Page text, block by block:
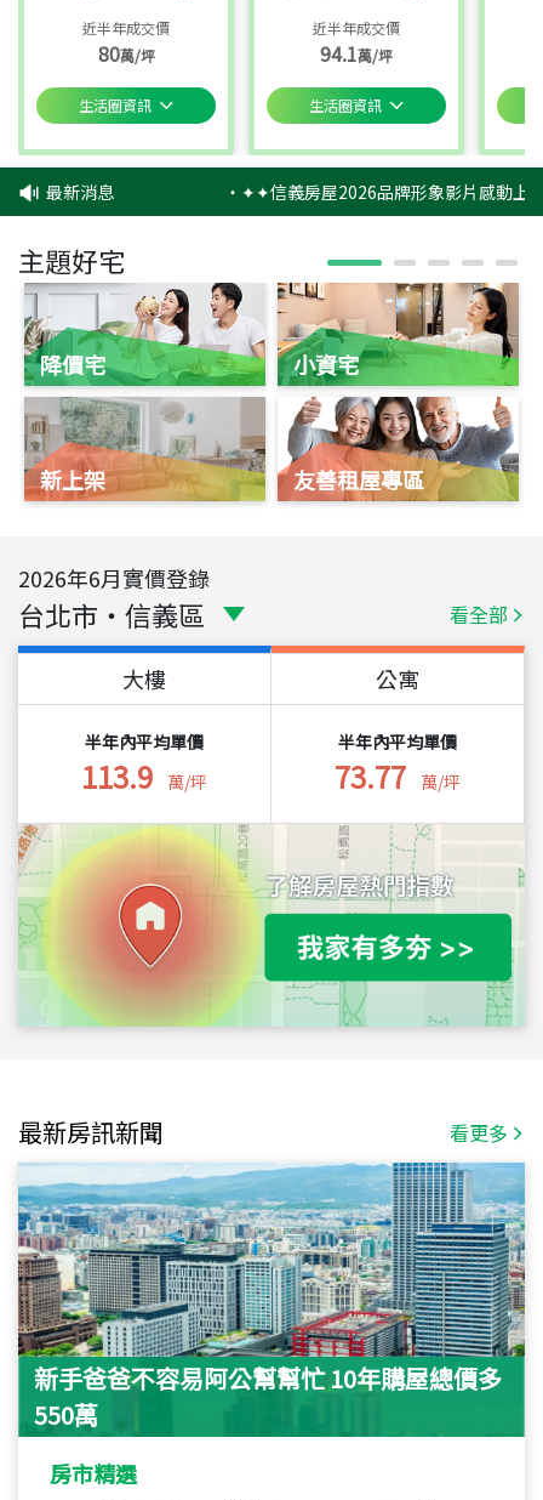
近半年成交價
80萬/坪
生活圈資訊
近半年成交價
94.1萬/坪
生活圈資訊
最新消息 ‧✦✦信義房屋2026品牌形象影片感動上
主題好宅
降價宅
新上架
小資宅
友善租屋專區
2026年6月實價登錄
台北市 ・ 信義區 看全部
大樓
半年內平均單價
113.9 萬/坪
公寓
半年內平均單價
73.77 萬/坪
最新房訊新聞 看更多
新手爸爸不容易阿公幫幫忙 10年購屋總價多
550萬
房市精選